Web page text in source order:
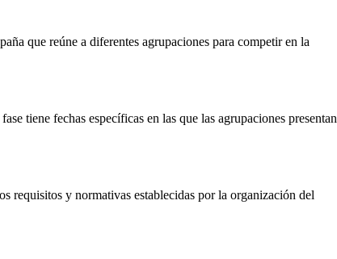
que reúne a diferentes agrupaciones para competir en la
tiene fechas específicas en las que las agrupaciones presentan
requisitos y normativas establecidas por la organización del